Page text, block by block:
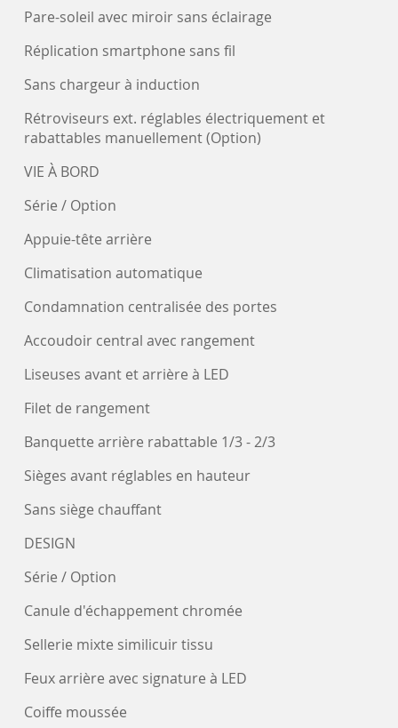
Pare-soleil avec miroir sans éclairage
Réplication smartphone sans fil
Sans chargeur à induction
Rétroviseurs ext. réglables électriquement et
rabattables manuellement (Option)
VIE À BORD
Série / Option
Appuie-tête arrière
Climatisation automatique
Condamnation centralisée des portes
Accoudoir central avec rangement
Liseuses avant et arrière à LED
Filet de rangement
Banquette arrière rabattable 1/3 - 2/3
Sièges avant réglables en hauteur
Sans siège chauffant
DESIGN
Série / Option
Canule d'échappement chromée
Sellerie mixte similicuir tissu
Feux arrière avec signature à LED
Coiffe moussée